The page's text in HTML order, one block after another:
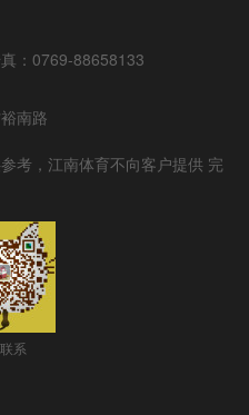
： 0769-88658133
南路
考， 江南体育不向客户提供 完
系